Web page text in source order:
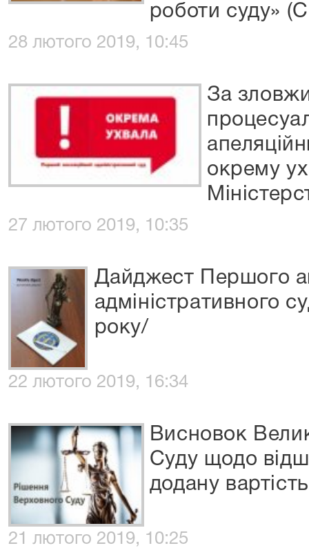
роботи суду»
28 лютого 2019, 10:45
За
окрему
27 лютого 2019, 10:35
Дайджест Першого
адміністративного
року/
22 лютого 2019, 16:34
Висновок
Суду щодо
додану вартість
21 лютого 2019, 10:25